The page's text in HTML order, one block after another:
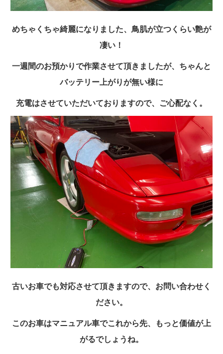
めちゃくちゃ綺麗になりました、鳥肌が立つくらい艶が
凄い！
一週間のお預かりで作業させて頂きましたが、ちゃんと
バッテリー上がりが無い様に
充電はさせていただいておりますので、ご心配なく。
古いお車でも対応させて頂きますので、お問い合わせく
ださい。
このお車はマニュアル車でこれから先、もっと価値が上
がるでしょうね。